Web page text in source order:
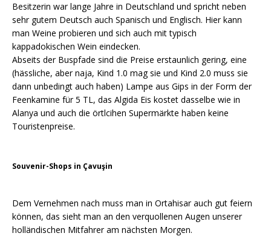
Besitzerin war lange Jahre in Deutschland und spricht neben
sehr gutem Deutsch auch Spanisch und Englisch. Hier kann
man Weine probieren und sich auch mit typisch
kappadokischen Wein eindecken.
Abseits der Buspfade sind die Preise erstaunlich gering, eine
(hässliche, aber naja, Kind 1.0 mag sie und Kind 2.0 muss sie
dann unbedingt auch haben) Lampe aus Gips in der Form der
Feenkamine für 5 TL, das Algida Eis kostet dasselbe wie in
Alanya und auch die örtlcihen Supermärkte haben keine
Touristenpreise.
Souvenir-Shops in Çavuşin
Dem Vernehmen nach muss man in Ortahisar auch gut feiern
können, das sieht man an den verquollenen Augen unserer
holländischen Mitfahrer am nächsten Morgen.